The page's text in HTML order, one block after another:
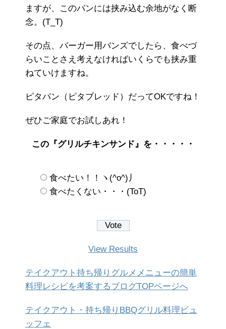
ますが、このパンには挟み込む余地がなく断
念。(T_T)
その点、バーガー用バンズでしたら、食べづ
らいことさえ考えなければいくらでも挟み重
ねていけますね。
ピタパン（ピタブレッド）だってOKですね！
ぜひご家庭でお試しあれ！
この『グリルチキンサンド』を・・・・・
食べたい！！ヽ(^o^)丿
食べたくない・・・(ToT)
View Results
テイクアウト持ち帰りグルメメニューの簡単
料理レシピを考案するブログTOPページへ
テイクアウト・持ち帰りBBQグリル料理ビュ
ッフェ